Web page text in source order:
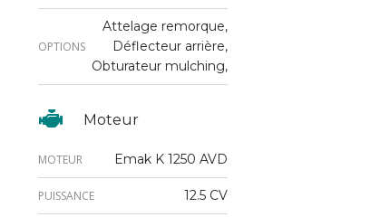
OPTIONS
Attelage remorque,
Déflecteur arrière,
Obturateur mulching,
Moteur
MOTEUR Emak K 1250 AVD
PUISSANCE 12.5 CV